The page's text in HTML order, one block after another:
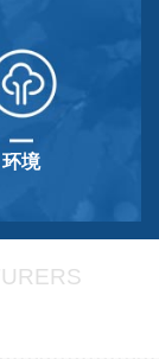
环境